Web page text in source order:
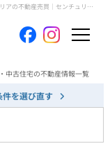
嶺町小学校(大田区)中古一戸建て・中古住宅｜東京都心及び城南エリアの不動産売買｜センチュリー21スミカ・クリエイト
中古住宅の不動産情報一覧
件を選び直す